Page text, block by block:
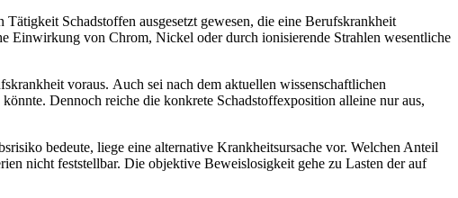
Schadstoffen ausgesetzt gewesen, die eine Berufskrankheit
Einwirkung von Chrom, Nickel oder durch ionisierende Strahlen wesentliche
voraus. Auch sei nach dem aktuellen wissenschaftlichen
Dennoch reiche die konkrete Schadstoffexposition alleine nur aus,
bedeute, liege eine alternative Krankheitsursache vor. Welchen Anteil
nicht feststellbar. Die objektive Beweislosigkeit gehe zu Lasten der auf